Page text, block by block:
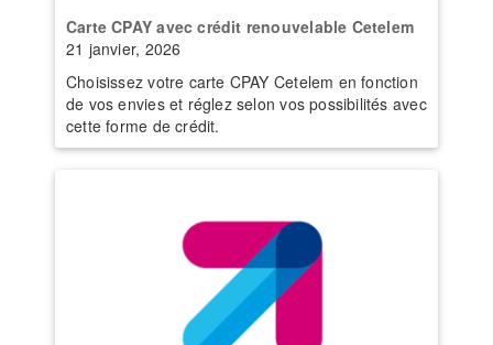
Carte CPAY avec crédit renouvelable Cetelem
21 janvier, 2026
Choisissez votre carte CPAY Cetelem en fonction
de vos envies et réglez selon vos possibilités avec
cette forme de crédit.